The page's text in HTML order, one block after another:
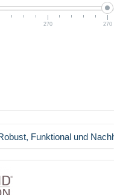
270 270